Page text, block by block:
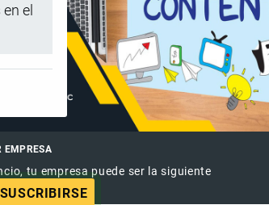
el
EMPRESA
tu empresa puede ser la siguiente
SUSCRIBIRSE